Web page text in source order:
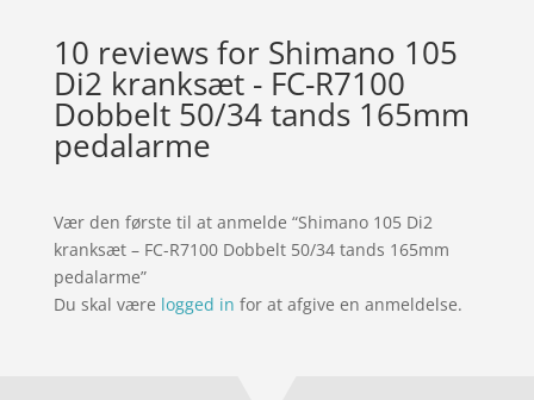
10 reviews for Shimano 105
Di2 kranksæt - FC-R7100
Dobbelt 50/34 tands 165mm
pedalarme
Vær den første til at anmelde “Shimano 105 Di2
kranksæt – FC-R7100 Dobbelt 50/34 tands 165mm
pedalarme”
Du skal være logged in for at afgive en anmeldelse.